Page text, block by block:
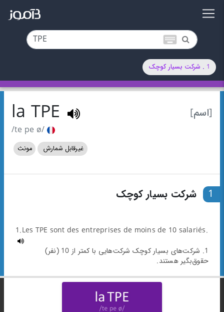
keyboard
1 . شرکت بسیار کوچک
[اسم] la TPE
/te pe ø/
غیرقابل شمارش مونث
1 شرکت بسیار کوچک
1.Les TPE sont des entreprises de moins de 10 salariés.
1. شرکت‌های بسیار کوچک شرکت‌هایی با کمتر از 10 (نفر)
حقوق‌بگیر هستند.